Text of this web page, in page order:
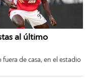
al último
de casa, en el estadio